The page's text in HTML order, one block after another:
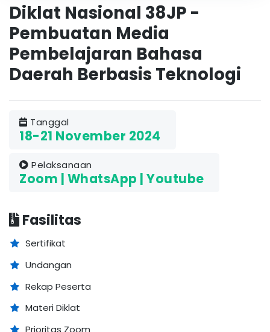
Diklat Nasional 38JP -
Pembuatan Media
Pembelajaran Bahasa
Daerah Berbasis Teknologi
Tanggal
18-21 November 2024
Pelaksanaan
Zoom | WhatsApp | Youtube
Fasilitas
Sertifikat
Undangan
Rekap Peserta
Materi Diklat
Prioritas Zoom